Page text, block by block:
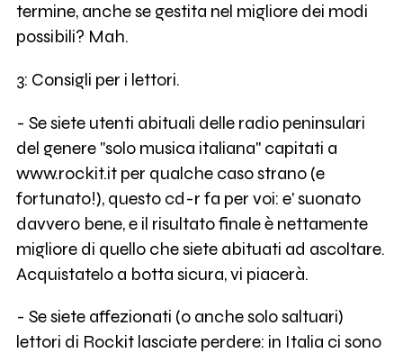
termine, anche se gestita nel migliore dei modi
possibili? Mah.
3: Consigli per i lettori.
- Se siete utenti abituali delle radio peninsulari
del genere "solo musica italiana" capitati a
www.rockit.it per qualche caso strano (e
fortunato!), questo cd-r fa per voi: e' suonato
davvero bene, e il risultato finale è nettamente
migliore di quello che siete abituati ad ascoltare.
Acquistatelo a botta sicura, vi piacerà.
- Se siete affezionati (o anche solo saltuari)
lettori di Rockit lasciate perdere: in Italia ci sono